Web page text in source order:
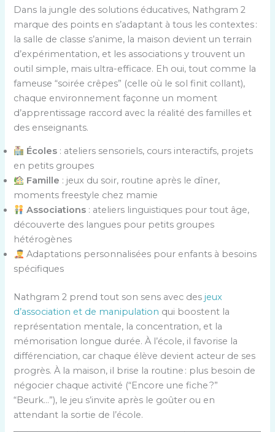
Dans la jungle des solutions éducatives, Nathgram 2
marque des points en s’adaptant à tous les contextes :
la salle de classe s’anime, la maison devient un terrain
d’expérimentation, et les associations y trouvent un
outil simple, mais ultra-efficace. Eh oui, tout comme la
fameuse “soirée crêpes” (celle où le sol finit collant),
chaque environnement façonne un moment
d’apprentissage raccord avec la réalité des familles et
des enseignants.
Écoles : ateliers sensoriels, cours interactifs, projets
en petits groupes
Famille : jeux du soir, routine après le dîner,
moments freestyle chez mamie
Associations : ateliers linguistiques pour tout âge,
découverte des langues pour petits groupes
hétérogènes
Adaptations personnalisées pour enfants à besoins
spécifiques
Nathgram 2 prend tout son sens avec des jeux
d’association et de manipulation qui boostent la
représentation mentale, la concentration, et la
mémorisation longue durée. À l’école, il favorise la
différenciation, car chaque élève devient acteur de ses
progrès. À la maison, il brise la routine : plus besoin de
négocier chaque activité (“Encore une fiche ?”
“Beurk…”), le jeu s’invite après le goûter ou en
attendant la sortie de l’école.